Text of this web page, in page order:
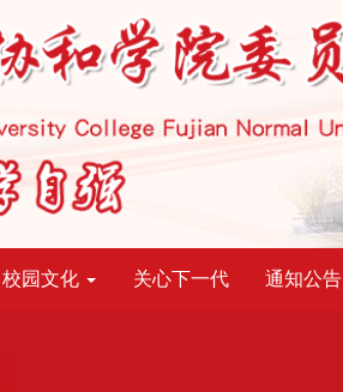
校园文化 关心下一代 通知公告